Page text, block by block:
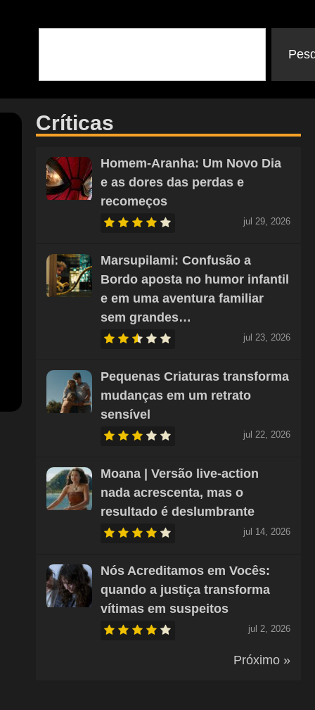
Críticas
Homem-Aranha: Um Novo Dia
e as dores das perdas e
recomeços
jul 29, 2026
Marsupilami: Confusão a
Bordo aposta no humor infantil
e em uma aventura familiar
sem grandes…
jul 23, 2026
Pequenas Criaturas transforma
mudanças em um retrato
sensível
jul 22, 2026
Moana | Versão live-action
nada acrescenta, mas o
resultado é deslumbrante
jul 14, 2026
Nós Acreditamos em Vocês:
quando a justiça transforma
vítimas em suspeitos
jul 2, 2026
Próximo »